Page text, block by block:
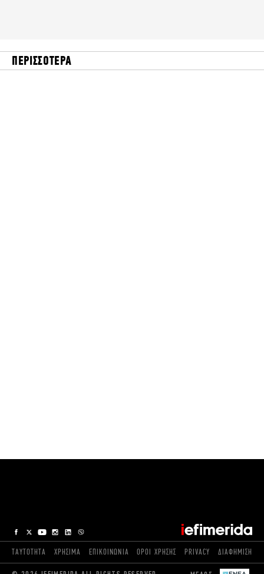
ΠΕΡΙΣΣΟΤΕΡΑ
ΤΑΥΤΟΤΗΤΑ ΧΡΗΣΙΜΑ ΕΠΙΚΟΙΝΩΝΙΑ ΟΡΟΙ ΧΡΗΣΗΣ PRIVACY ΔΙΑΦΗΜΙΣΗ